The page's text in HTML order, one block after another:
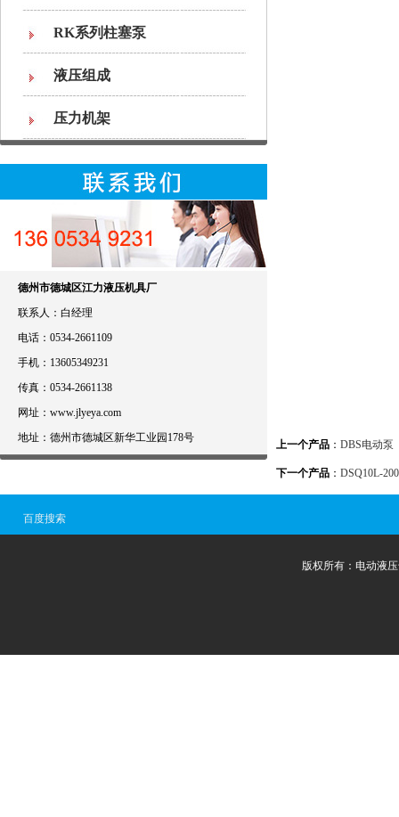
RK系列柱塞泵
液压组成
压力机架
德州市德城区江力液压机具厂
联系人：白经理
电话：0534-2661109
手机：13605349231
传真：0534-2661138
网址：www.jlyeya.com
地址：德州市德城区新华工业园178号
上一个产品 ： DBS电动泵
下一个产品 ： DSQ10L-
百度搜索
版权所有：电动液